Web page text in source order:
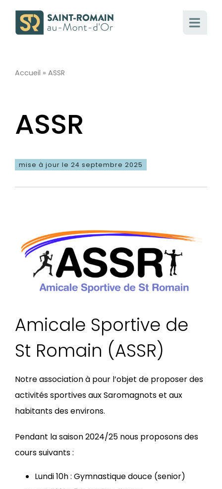
Accueil » ASSR
ASSR
mise à jour le 24 septembre 2025
Amicale Sportive de
St Romain (ASSR)
Notre association à pour l’objet de proposer des
activités sportives aux Saromagnots et aux
habitants des environs.
Pendant la saison 2024/25 nous proposons des
cours suivants :
Lundi 10h : Gymnastique douce (senior)